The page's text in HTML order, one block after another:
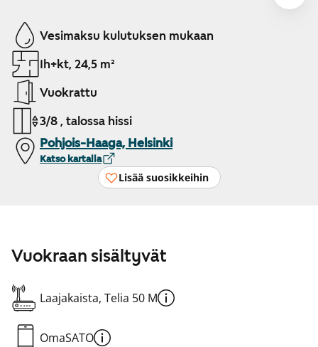
Näytetään dia 1 / 5
Vesimaksu kulutuksen mukaan
1h+kt, 24,5 m²
Vuokrattu
3/8 , talossa hissi
Pohjois-Haaga, Helsinki
Katso kartalla
Lisää suosikkeihin
Vuokraan sisältyvät
Laajakaista, Telia 50 M
OmaSATO